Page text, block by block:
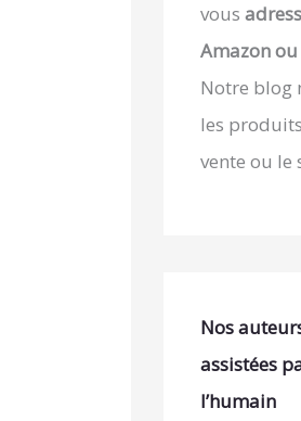
vous
Amazon
Notre blog
les
vente ou le
Nos
assistées
l’humain